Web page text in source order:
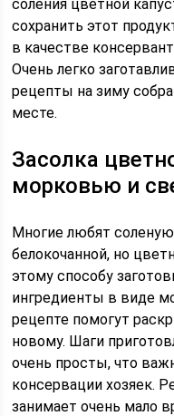
соления цветной
сохранить этот
в качестве
Очень легко
рецепты на зиму
месте.
Засолка
морковью и
Многие любят соленую
белокочанной, но
этому способу
ингредиенты в виде
рецепте помогут
новому. Шаги
очень просты, что
консервации хозяек.
занимает очень мало